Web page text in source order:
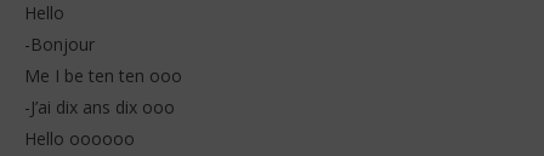
Hello
-Bonjour
Me I be ten ten ooo
-J’ai dix ans dix ooo
Hello oooooo